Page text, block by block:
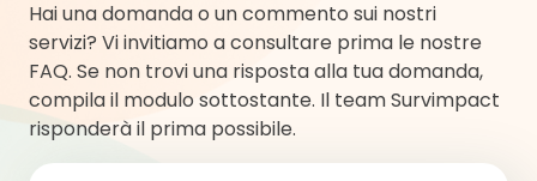
Hai una domanda o un commento sui nostri
servizi? Vi invitiamo a consultare prima le nostre
FAQ. Se non trovi una risposta alla tua domanda,
compila il modulo sottostante. Il team Survimpact
risponderà il prima possibile.